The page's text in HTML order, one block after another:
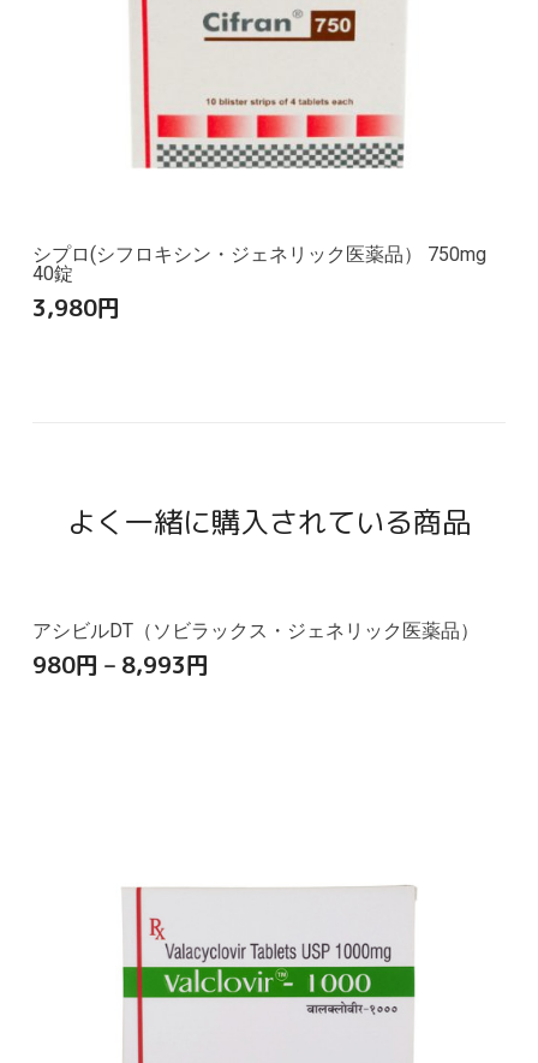
シプロ(シフロキシン・ジェネリック医薬品） 750mg
40錠
3,980円
よく一緒に購入されている商品
アシビルDT（ソビラックス・ジェネリック医薬品）
980円 – 8,993円